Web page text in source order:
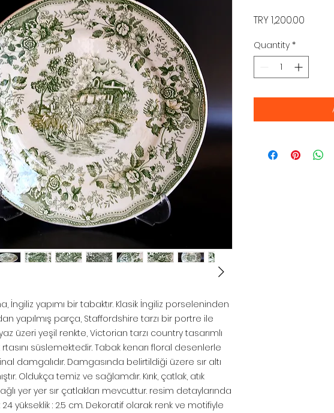
İngiliz yapımı bir tabaktır. Klasik İngiliz porseleninden
yapılmış parça, Staffordshire tarzı bir portre ile
üzeri yeşil renkte, Victorian tarzı country tasarımlı
süslemektedir. Tabak kenarı floral desenlerle
damgalıdır. Damgasında belirtildiği üzere sır altı
Oldukça temiz ve sağlamdır. Kırık, çatlak, atık
yer yer sır çatlakları mevcuttur. resim detaylarında
yükseklik : 2.5 cm. Dekoratif olarak renk ve motifiyle
TRY 1,200.00
Quantity *